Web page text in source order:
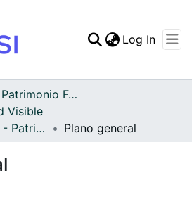
Log In
Archivo del Patrimonio Fotográfico y Fílmico del Valle del Cauca
Visible
FCCV - Fachadas - Patrimonial
Plano general